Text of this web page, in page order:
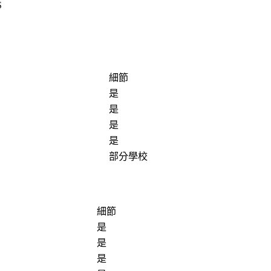
細節
是
是
是
是
部分學校
細節
是
是
是